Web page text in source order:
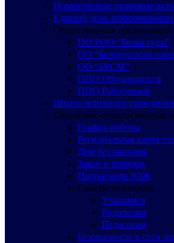
Нормативные правовые
Единый день
Общественные организации
ПО РОО “Белая русь”
ОО “Белорусский
ОО “БРСМ”
ППО Обучающихся
ППО Работников
Школа активного
Социально-педагогическая
График работы
Региональная карта
Дом без насилия
Закон и порядок
Пропаганда ЗОЖ
Советы психолога
Учащимся
Родителям
Педагогам
Безопасность в сети